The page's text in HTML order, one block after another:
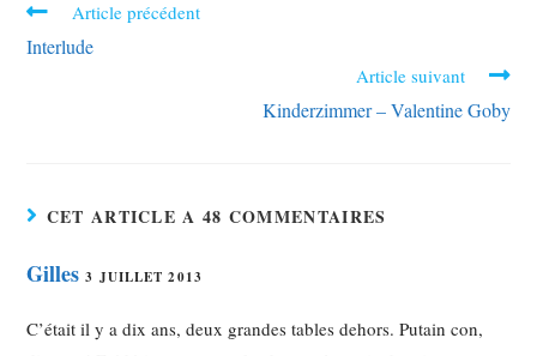
Article précédent
Interlude
Article suivant
Kinderzimmer – Valentine Goby
CET ARTICLE A 48 COMMENTAIRES
Gilles 3 JUILLET 2013
C’était il y a dix ans, deux grandes tables dehors. Putain con,